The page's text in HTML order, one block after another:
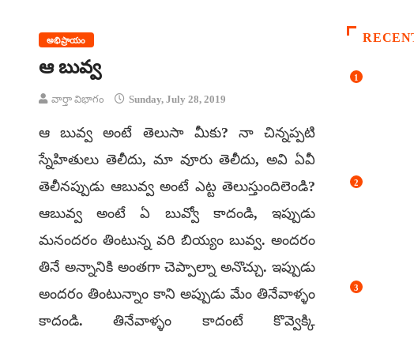
అభిప్రాయం
ఆ బువ్వ
వార్తా విభాగం Sunday, July 28, 2019
ఆ బువ్వ అంటే తెలుసా మీకు? నా చిన్నప్పటి
స్నేహితులు తెలీదు, మా వూరు తెలీదు, అవి ఏవీ
తెలీనప్పుడు ఆబువ్వ అంటే ఎట్ట తెలుస్తుందిలెండి?
ఆబువ్వ అంటే ఏ బువ్వో కాదండి, ఇప్పుడు
మనందరం తింటున్న వరి బియ్యం బువ్వ. అందరం
తినే అన్నానికి అంతగా చెప్పాల్నా అనొచ్చు. ఇప్పుడు
అందరం తింటున్నాం కాని అప్పుడు మేం తినేవాళ్ళం
కాదండి. తినేవాళ్ళం కాదంటే కొవ్వెక్కి
1
2
3